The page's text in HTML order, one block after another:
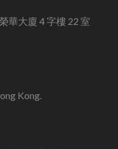
華大廈 4 字樓 22 室
Kong.